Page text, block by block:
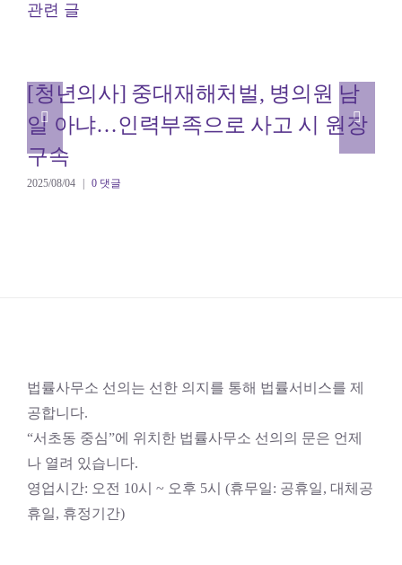
관련 글
[청년의사] 중대재해처벌, 병의원 남
일 아냐…인력부족으로 사고 시 원장
구속
2025/08/04 | 0 댓글
법률사무소 선의는 선한 의지를 통해 법률서비스를 제
공합니다.
“서초동 중심”에 위치한 법률사무소 선의의 문은 언제
나 열려 있습니다.
영업시간: 오전 10시 ~ 오후 5시 (휴무일: 공휴일, 대체공
휴일, 휴정기간)